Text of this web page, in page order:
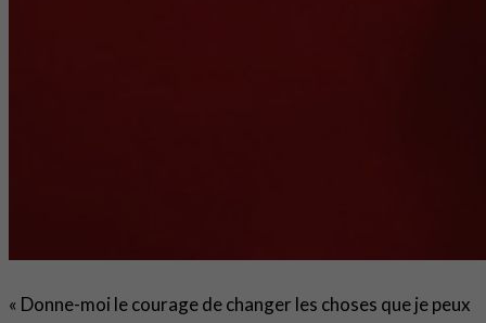
« Donne-moi le courage de changer les choses que je peux